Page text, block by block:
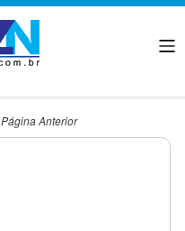
Página Anterior